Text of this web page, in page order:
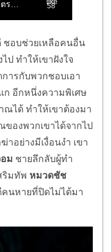
ชอบช่วยเหลือคนอื่น
ป ทำให้เขาฝังใจ
ารกับพวกชอบเอา
ก อีกหนึ่งความพิเศษ
ได้ ทำให้เขาต้องมา
องพวกเขาได้จากไป
อย่างมีเงื่อนงำ เขา
ม ชายลึกลับผู้ทำ
ริมทัพ หมวดชัช
นหายที่ปิดไม่ได้มา